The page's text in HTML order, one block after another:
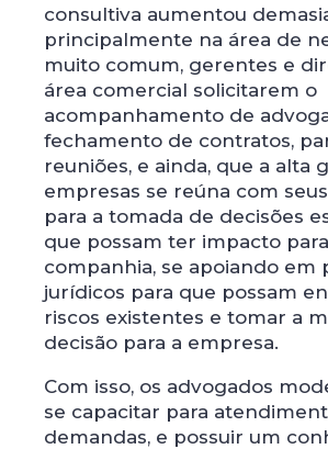
consultiva aumentou
principalmente na área de
muito comum, gerentes e
área comercial solicitarem o
acompanhamento de
fechamento de contratos,
reuniões, e ainda, que a alta
empresas se reúna com
para a tomada de decisões
que possam ter impacto
companhia, se apoiando em
jurídicos para que possam
riscos existentes e tomar a
decisão para a empresa.
Com isso, os advogados
se capacitar para
demandas, e possuir um